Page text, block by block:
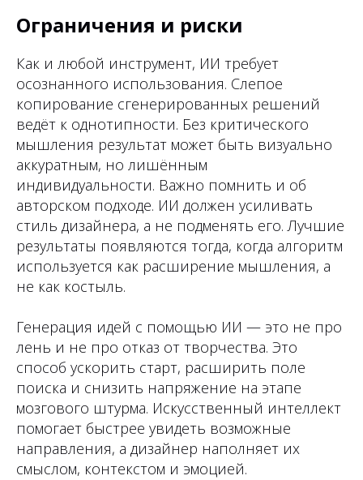
Ограничения и риски
Как и любой инструмент, ИИ требует
осознанного использования. Слепое
копирование сгенерированных решений
ведёт к однотипности. Без критического
мышления результат может быть визуально
аккуратным, но лишённым
индивидуальности. Важно помнить и об
авторском подходе. ИИ должен усиливать
стиль дизайнера, а не подменять его. Лучшие
результаты появляются тогда, когда алгоритм
используется как расширение мышления, а
не как костыль.
Генерация идей с помощью ИИ — это не про
лень и не про отказ от творчества. Это
способ ускорить старт, расширить поле
поиска и снизить напряжение на этапе
мозгового штурма. Искусственный интеллект
помогает быстрее увидеть возможные
направления, а дизайнер наполняет их
смыслом, контекстом и эмоцией.